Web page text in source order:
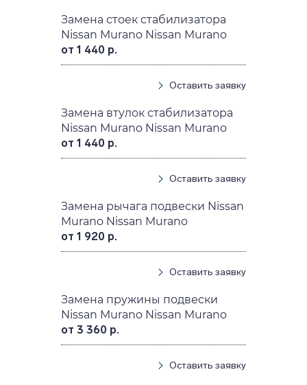
Замена стоек стабилизатора
Nissan Murano Nissan Murano
от 1 440 р.
Оставить заявку
Замена втулок стабилизатора
Nissan Murano Nissan Murano
от 1 440 р.
Оставить заявку
Замена рычага подвески Nissan
Murano Nissan Murano
от 1 920 р.
Оставить заявку
Замена пружины подвески
Nissan Murano Nissan Murano
от 3 360 р.
Оставить заявку